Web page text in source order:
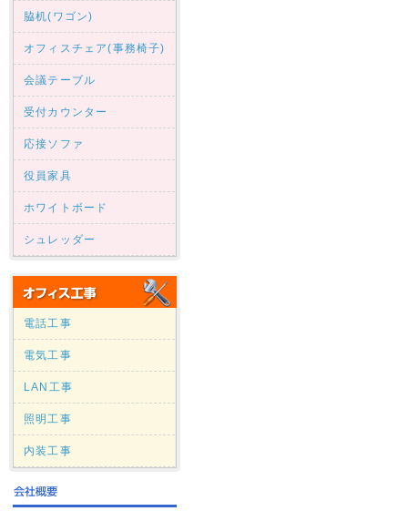
脇机(ワゴン)
オフィスチェア(事務椅子)
会議テーブル
受付カウンター
応接ソファ
役員家具
ホワイトボード
シュレッダー
電話工事
電気工事
LAN工事
照明工事
内装工事